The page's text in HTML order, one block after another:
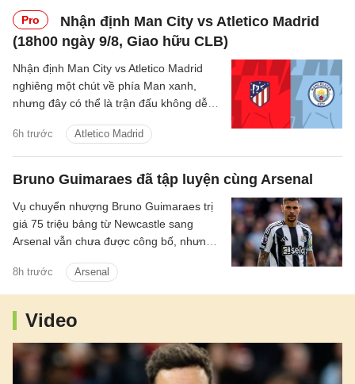
Pro
Nhận định Man City vs Atletico Madrid
(18h00 ngày 9/8, Giao hữu CLB)
6h trước Atletico Madrid
Nhận định Man City vs Atletico Madrid
nghiêng một chút về phía Man xanh,
nhưng đây có thể là trận đấu không dễ
Bruno Guimaraes đã tập luyện cùng Arsenal
8h trước Arsenal
Vụ chuyển nhượng Bruno Guimaraes trị
giá 75 triệu bảng từ Newcastle sang
Arsenal vẫn chưa được công bố, nhưng
Video